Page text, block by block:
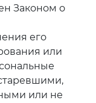
Законом о
его
или
или не